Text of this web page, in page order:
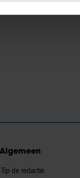
Algemeen
Tip de redactie